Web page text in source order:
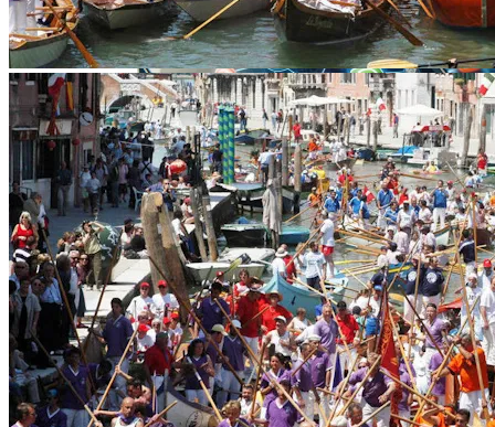
Военные Рельсы Спасут Британскую
Экономику?
Индия Не Будет Спрашивать
Разрешения На Запуск Моделей ИИ
В Киеве Вновь Ожидаются Дожди
«Укрзализныця» Разозлила Украинцев
Стаканами За Полтора Миллиона
Гривен